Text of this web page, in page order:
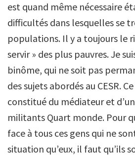
est quand même nécessaire
difficultés dans lesquelles se
populations. Il y a toujours le
servir » des plus pauvres. Je
binôme, qui ne soit pas
des sujets abordés au CESR.
constitué du médiateur et
militants Quart monde. Pour
face à tous ces gens qui ne
situation qu’eux, il faut qu’ils